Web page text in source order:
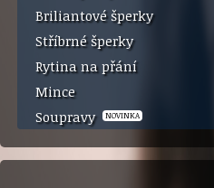
Briliantové šperky
Stříbrné šperky
Rytina na přání
Mince
Soupravy
NOVINKA